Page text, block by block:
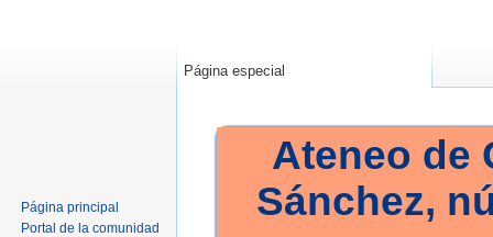
Ateneo de
Sánchez,
Página especial
Página principal
Portal de la comunidad